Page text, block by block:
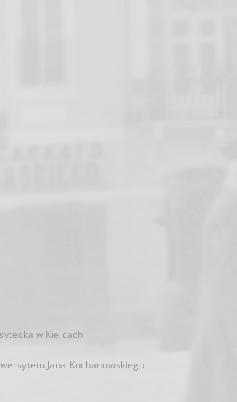
w Kielcach
Jana Kochanowskiego